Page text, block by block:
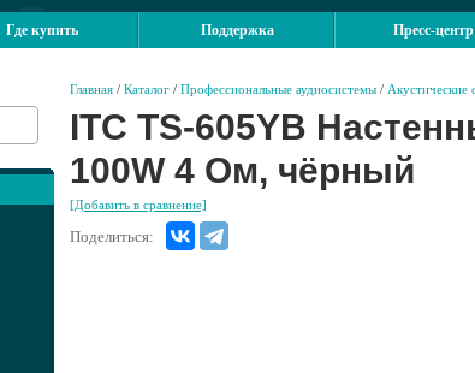
Где купить Поддержка Пресс-центр
Главная / Каталог / Профессиональные аудиосистемы / Акустические
ITC TS-605YB
100W 4 Ом, чёрный
[Добавить в сравнение]
Поделиться: